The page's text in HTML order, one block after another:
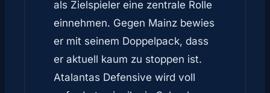
als Zielspieler eine zentrale Rolle
einnehmen. Gegen Mainz bewies
er mit seinem Doppelpack, dass
er aktuell kaum zu stoppen ist.
Atalantas Defensive wird voll